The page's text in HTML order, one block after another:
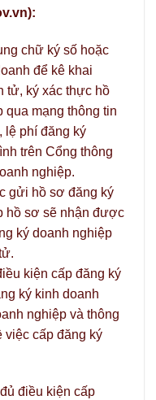
chữ ký số hoặc
để kê khai
tử, ký xác thực hồ
qua mạng thông tin
lệ phí đăng ký
trên Cổng thông
nghiệp.
gửi hồ sơ đăng ký
hồ sơ sẽ nhận được
ký doanh nghiệp
kiện cấp đăng ký
ký kinh doanh
nghiệp và thông
việc cấp đăng ký
điều kiện cấp